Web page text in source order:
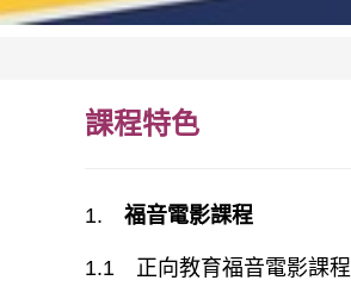
課程特色
1. 福音電影課程
1.1 正向教育福音電影課程